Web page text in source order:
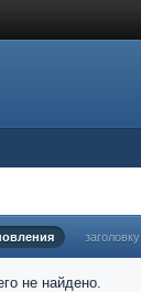
заголовку
не найдено.